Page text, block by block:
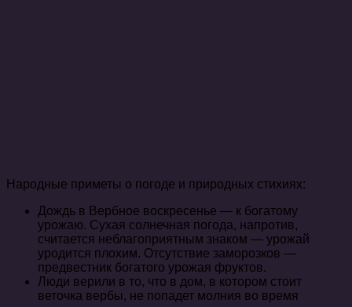
Народные приметы о погоде и природных стихиях:
Дождь в Вербное воскресенье — к богатому
урожаю. Сухая солнечная погода, напротив,
считается неблагоприятным знаком — урожай
уродится плохим. Отсутствие заморозков —
предвестник богатого урожая фруктов.
Люди верили в то, что в дом, в котором стоит
веточка вербы, не попадет молния во время